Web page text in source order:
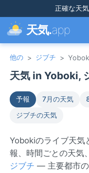
正確な天
天気.app
他の > ジブチ >
天気 in Yoboki,
予報 7月の天気
ジブチの天気
Yobokiのライブ天気
報、時間ごとの天気
ジブチ — 主要都市